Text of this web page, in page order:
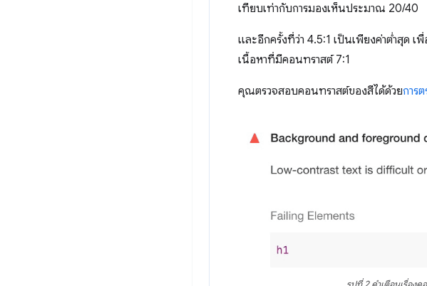
เทียบเท่ากับการมองเห็นประมาณ 20/40
และอีกครั้งที่ว่า 4.5:1 เป็นเพียงค่าต่ำสุด
เนื้อหาที่มีคอนทราสต์ 7:1
คุณตรวจสอบคอนทราสต์ของสีได้ด้วยการ